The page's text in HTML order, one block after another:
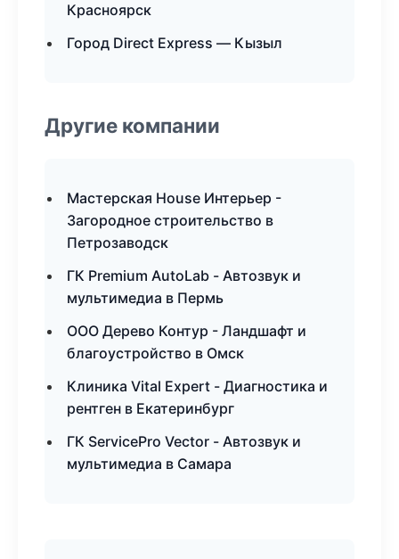
Красноярск
Город Direct Express — Кызыл
Другие компании
Мастерская House Интерьер -
Загородное строительство в
Петрозаводск
ГК Premium AutoLab - Автозвук и
мультимедиа в Пермь
ООО Дерево Контур - Ландшафт и
благоустройство в Омск
Клиника Vital Expert - Диагностика и
рентген в Екатеринбург
ГК ServicePro Vector - Автозвук и
мультимедиа в Самара